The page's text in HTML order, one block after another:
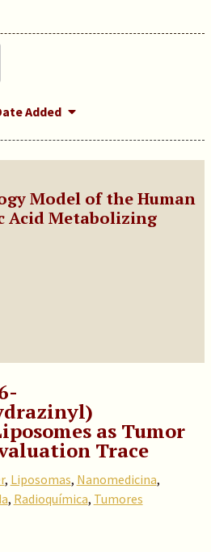
Added
Model of the Human
Acid Metabolizing
as Tumor
Trace
, Liposomas, Nanomedicina,
, Radioquímica, Tumores